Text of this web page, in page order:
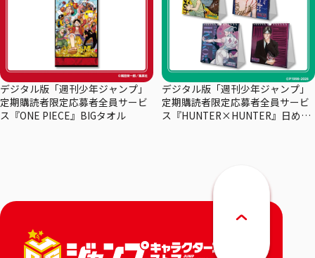
デジタル版「週刊少年ジャンプ」
定期購読者限定応募者全員サービ
ス『ONE PIECE』BIGタオル
デジタル版「週刊少年ジャンプ」
定期購読者限定応募者全員サービ
ス『HUNTER×HUNTER』日めく